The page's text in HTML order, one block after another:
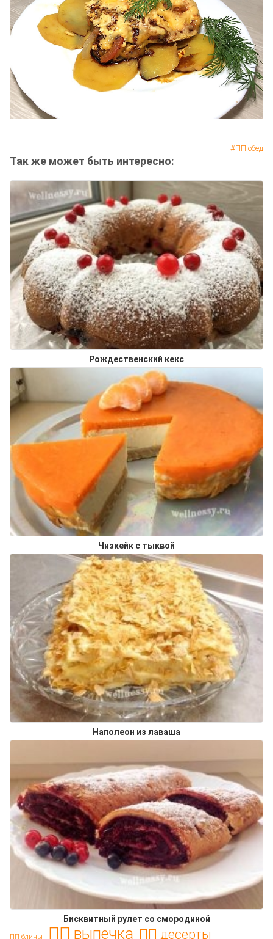
ПП обед
Так же может быть интересно:
Рождественский кекс
Чизкейк с тыквой
Наполеон из лаваша
Бисквитный рулет со смородиной
ПП блины ПП выпечка ПП десерты